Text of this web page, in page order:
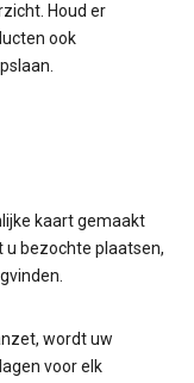
Houd er
ook
kaart gemaakt
u bezochte plaatsen,
wordt uw
voor elk